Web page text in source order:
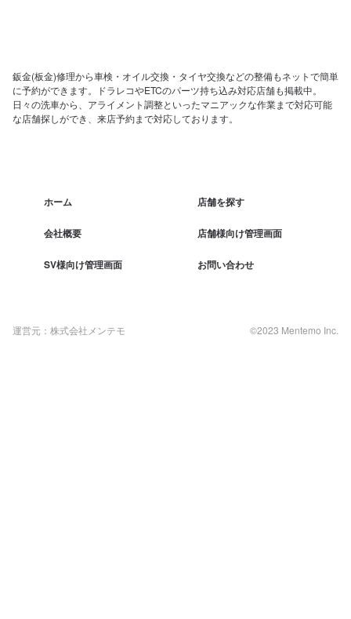
鈑金(板金)修理から車検・オイル交換・タイヤ交換などの整備もネットで簡単
に予約ができます。ドラレコやETCのパーツ持ち込み対応店舗も掲載中。
日々の洗車から、アライメント調整といったマニアックな作業まで対応可能
な店舗探しができ、来店予約まで対応しております。
ホーム 店舗を探す
会社概要 店舗様向け管理画面
SV様向け管理画面 お問い合わせ
運営元：株式会社メンテモ ©2023 Mentemo Inc.